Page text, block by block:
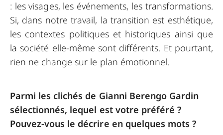
: les visages, les événements, les transformations.
Si, dans notre travail, la transition est esthétique,
les contextes politiques et historiques ainsi que
la société elle-même sont différents. Et pourtant,
rien ne change sur le plan émotionnel.
Parmi les clichés de Gianni Berengo Gardin
sélectionnés, lequel est votre préféré ?
Pouvez-vous le décrire en quelques mots ?